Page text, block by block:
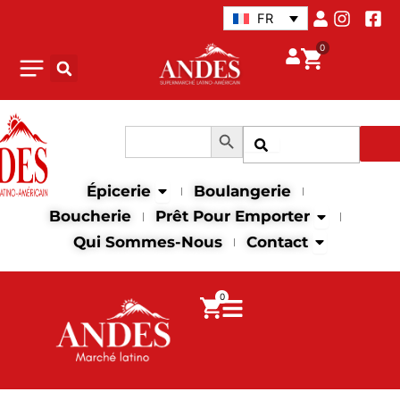
FR
0
Search
Search Button
Épicerie Open Épicerie
Boulangerie
Boucherie
Prêt Pour Emporter Open Prêt
Qui Sommes-Nous Contact Open
0